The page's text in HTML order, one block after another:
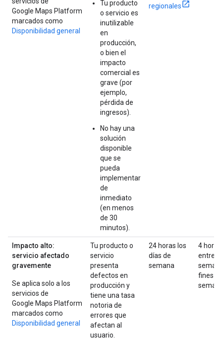
Google Maps Platform
marcados como
Disponibilidad general
Tu producto
o servicio es
inutilizable
en
producción,
o bien el
impacto
comercial es
grave (por
ejemplo,
pérdida de
ingresos).
No hay una
solución
disponible
que se
pueda
implementar
de
inmediato
(en menos
de 30
minutos).
regionales
Impacto alto:
servicio afectado
gravemente
Se aplica solo a los
servicios de
Google Maps Platform
marcados como
Disponibilidad general
Tu producto o
servicio
presenta
defectos en
producción y
tiene una tasa
notoria de
errores que
afectan al
usuario.
24 horas los
días de
semana
4 horas
entre
fines